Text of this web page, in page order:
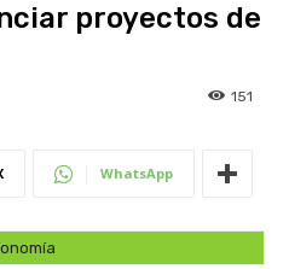
proyectos de
151
WhatsApp